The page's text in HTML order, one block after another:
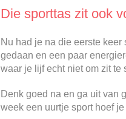
Die sporttas zit ook
Nu had je na die eerste
gedaan en een paar
waar je lijf echt niet om zit te
Denk goed na en ga uit van
week een uurtje sport hoef